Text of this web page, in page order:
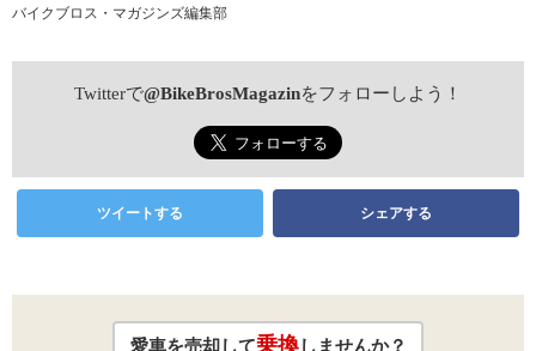
バイクブロス・マガジンズ編集部
Twitterで@BikeBrosMagazinをフォローしよう！
ツイートする シェアする
愛車を売却して乗換しませんか？